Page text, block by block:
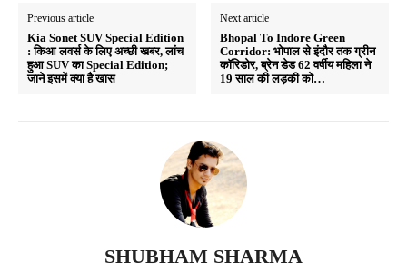
Previous article
Kia Sonet SUV Special Edition
: किआ लवर्स के लिए अच्छी खबर, लांच
हुआ SUV का Special Edition;
जाने इसमें क्या है खास
Next article
Bhopal To Indore Green
Corridor: भोपाल से इंदौर तक ग्रीन
कॉरिडोर, ब्रेन डेड 62 वर्षीय महिला ने
19 साल की लड़की को…
SHUBHAM SHARMA